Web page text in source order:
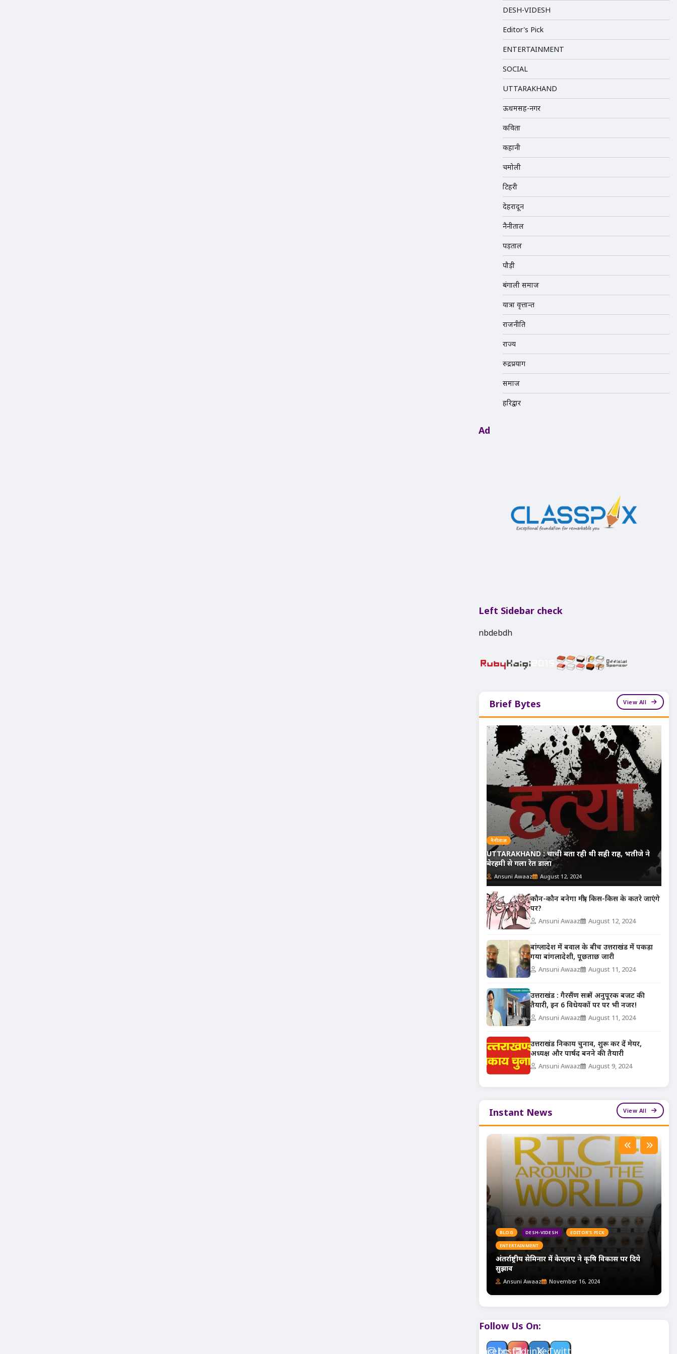
DESH-VIDESH
Editor's Pick
ENTERTAINMENT
SOCIAL
UTTARAKHAND
ऊधमसिंह-नगर
कविता
कहानी
चमोली
टिहरी
देहरादून
नैनीताल
पड़ताल
पौड़ी
बंगाली समाज
यात्रा वृत्तान्त
राजनीति
राज्य
रुद्रप्रयाग
समाज
हरिद्वार
Ad
Left Sidebar check
nbdebdh
Brief Bytes View All
नैनीताल
UTTARAKHAND : चाची बता रही थी सही राह, भतीजे ने
बेरहमी से गला रेत डाला
Ansuni Awaaz August 12, 2024
कौन-कौन बनेगा मंत्री, किस-किस के कतरे जाएंगे
पर?
Ansuni Awaaz August 12, 2024
बांग्लादेश में बवाल के बीच उत्तराखंड में पकड़ा
गया बांगलादेशी, पूछताछ जारी
Ansuni Awaaz August 11, 2024
उत्तराखंड : गैरसैंण सत्र में अनुपूरक बजट की
तैयारी, इन 6 विधेयकों पर पर भी नजर!
Ansuni Awaaz August 11, 2024
उत्तराखंड निकाय चुनाव, शुरू कर दें मेयर,
अध्यक्ष और पार्षद बनने की तैयारी
Ansuni Awaaz August 9, 2024
Instant News View All
BLOG DESH-VIDESH
EDITOR'S PICK
ENTERTAINMENT
अंतर्राष्ट्रीय सेमिनार में केएलए ने कृषि विकास पर दिये
सुझाव
Ansuni Awaaz November 16, 2024
Follow Us On:
Facebook
Instagram
LinkedinTwitter